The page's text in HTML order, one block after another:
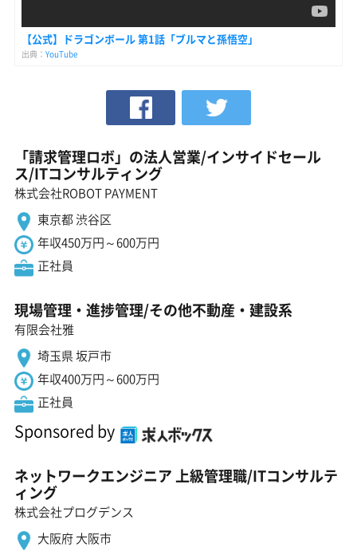
【公式】ドラゴンボール 第1話「ブルマと孫悟空」
出典： YouTube
「請求管理ロボ」の法人営業/インサイドセール
ス/ITコンサルティング
株式会社ROBOT PAYMENT
東京都 渋谷区
年収450万円～600万円
正社員
現場管理・進捗管理/その他不動産・建設系
有限会社雅
埼玉県 坂戸市
年収400万円～600万円
正社員
Sponsored by
ネットワークエンジニア 上級管理職/ITコンサルテ
ィング
株式会社プログデンス
大阪府 大阪市